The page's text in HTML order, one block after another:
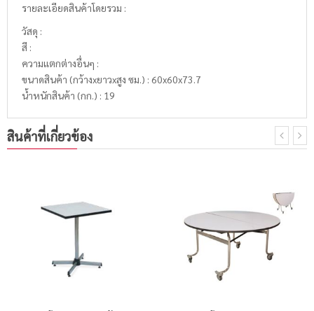
รายละเอียดสินค้าโดยรวม :
วัสดุ :
สี :
ความแตกต่างอื่นๆ :
ขนาดสินค้า (กว้างxยาวxสูง ซม.) : 60x60x73.7
น้ำหนักสินค้า (กก.) : 19
สินค้าที่เกี่ยวข้อง